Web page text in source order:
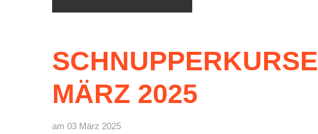
SCHNUPPERKURSE
MÄRZ 2025
am 03 März 2025